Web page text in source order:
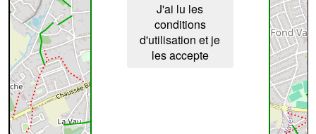
J'ai lu les
conditions
d'utilisation et je
les accepte